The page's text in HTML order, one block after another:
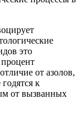
это
от азолов,
к
от вызванных